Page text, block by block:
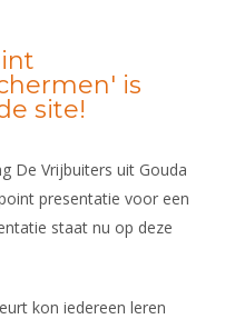
is
site!
De Vrijbuiters uit Gouda
presentatie voor een
staat nu op deze
kon iedereen leren